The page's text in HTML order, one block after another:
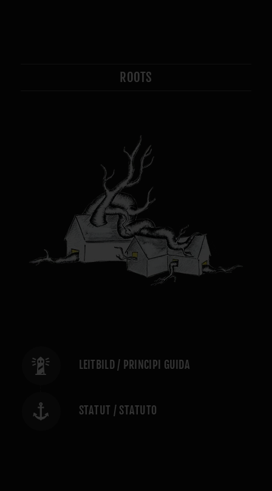
ROOTS
LEITBILD / PRINCIPI GUIDA
STATUT / STATUTO